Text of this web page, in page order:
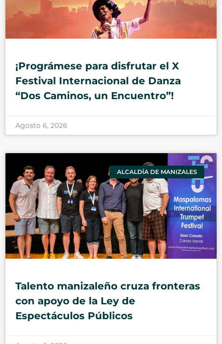
¡Prográmese para disfrutar el X
Festival Internacional de Danza
“Dos Caminos, un Encuentro”!
Agosto 6, 2026
ALCALDÍA DE MANIZALES
Talento manizaleño cruza fronteras
con apoyo de la Ley de
Espectáculos Públicos